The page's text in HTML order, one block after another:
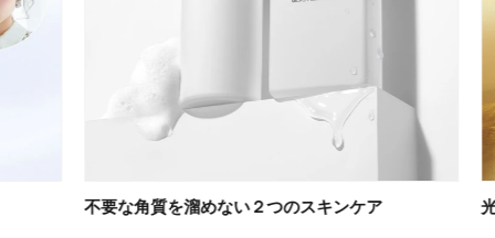
不要な角質を溜めない２つのスキンケア 光